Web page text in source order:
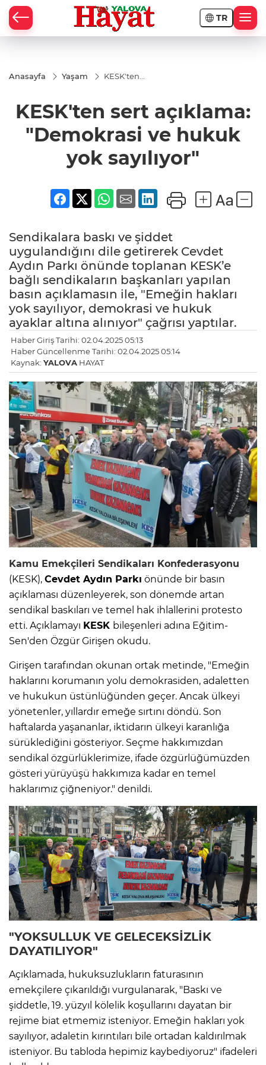
TR
Anasayfa Yaşam
KESK'ten
"Demokrasi
ve hukuk
sayılıyor"
KESK'ten sert açıklama:
"Demokrasi ve hukuk
yok sayılıyor"
Sendikalara baskı ve şiddet
uygulandığını dile getirerek Cevdet
Aydın Parkı önünde toplanan KESK’e
bağlı sendikaların başkanları yapılan
basın açıklamasın ile, "Emeğin hakları
yok sayılıyor, demokrasi ve hukuk
ayaklar altına alınıyor" çağrısı yaptılar.
Haber Giriş Tarihi: 02.04.2025 05:13
Haber Güncellenme Tarihi: 02.04.2025 05:14
Kaynak: YALOVA HAYAT
Kamu Emekçileri Sendikaları Konfederasyonu
(KESK), Cevdet Aydın Parkı önünde bir basın
açıklaması düzenleyerek, son dönemde artan
sendikal baskıları ve temel hak ihlallerini protesto
etti. Açıklamayı KESK bileşenleri adına Eğitim-
Sen'den Özgür Girişen okudu.
Girişen tarafından okunan ortak metinde, "Emeğin
haklarını korumanın yolu demokrasiden, adaletten
ve hukukun üstünlüğünden geçer. Ancak ülkeyi
yönetenler, yıllardır emeğe sırtını döndü. Son
haftalarda yaşananlar, iktidarın ülkeyi karanlığa
sürüklediğini gösteriyor. Seçme hakkımızdan
sendikal özgürlüklerimize, ifade özgürlüğümüzden
gösteri yürüyüşü hakkımıza kadar en temel
haklarımız çiğneniyor." denildi.
"YOKSULLUK VE GELECEKSİZLİK
DAYATILIYOR"
Açıklamada, hukuksuzlukların faturasının
emekçilere çıkarıldığı vurgulanarak, "Baskı ve
şiddetle, 19. yüzyıl kölelik koşullarını dayatan bir
rejime biat etmemiz isteniyor. Emeğin hakları yok
sayılıyor, adaletin kırıntıları bile ortadan kaldırılmak
isteniyor. Bu tabloda hepimiz kaybediyoruz" ifadeleri